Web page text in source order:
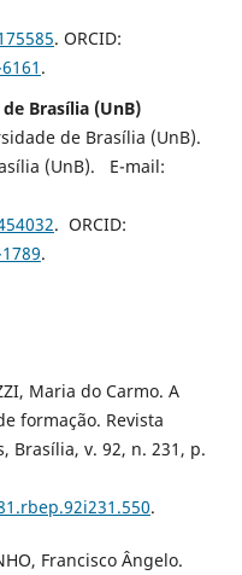
. ORCID:
.
Brasília (UnB)
de Brasília (UnB).
(UnB). E-mail:
. ORCID:
.
Maria do Carmo. A
formação. Revista
Brasília, v. 92, n. 231, p.
.
Francisco Ângelo.